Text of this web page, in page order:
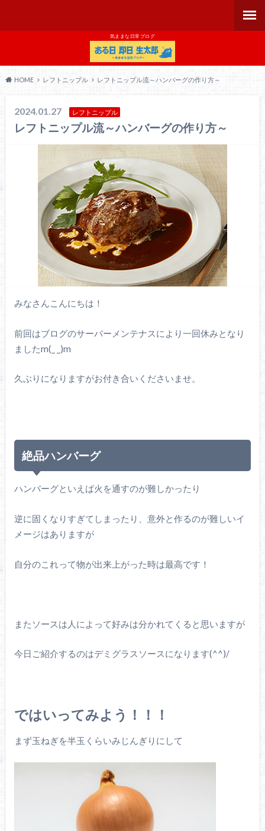
気ままな日常ブログ
HOME レフトニップル レフトニップル流～ハンバーグの作り方～
2024.01.27 レフトニップル
レフトニップル流～ハンバーグの作り方～
みなさんこんにちは！
前回はブログのサーバーメンテナスにより一回休みとなり
ましたm(_ _)m
久ぶりになりますがお付き合いくださいませ。
絶品ハンバーグ
ハンバーグといえば火を通すのが難しかったり
逆に固くなりすぎてしまったり、意外と作るのが難しいイ
メージはありますが
自分のこれって物が出来上がった時は最高です！
またソースは人によって好みは分かれてくると思いますが
今日ご紹介するのはデミグラスソースになります(^^)/
ではいってみよう！！！
まず玉ねぎを半玉くらいみじんぎりにして